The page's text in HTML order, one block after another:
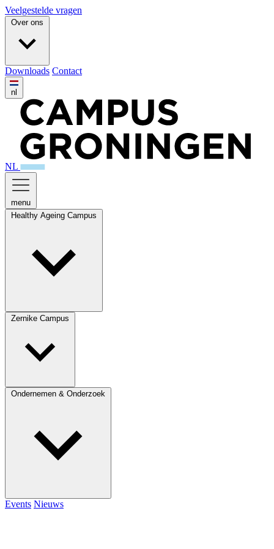
Veelgestelde vragen
Over ons
Downloads Contact
nl
NL
menu
Healthy Ageing Campus
Zernike Campus
Ondernemen & Onderzoek
Events Nieuws